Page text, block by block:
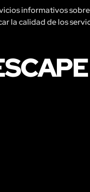
informativos
la calidad de los